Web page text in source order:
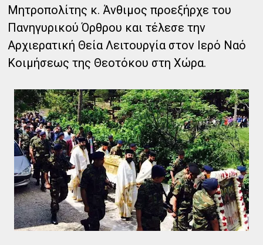
Μητροπολίτης κ. Άνθιμος προεξήρχε του
Πανηγυρικού Όρθρου και τέλεσε την
Αρχιερατική Θεία Λειτουργία στον Ιερό Ναό
Κοιμήσεως της Θεοτόκου στη Χώρα.